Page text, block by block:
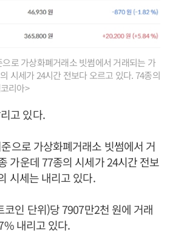
로 가상화폐거래소 빗썸에서 거래되는 가
시세가 24시간 전보다 오르고 있다. 74종의
리아>
고 있다.
으로 가상화폐거래소 빗썸에서 거
가운데 77종의 시세가 24시간 전보
시세는 내리고 있다.
코인 단위)당 7907만2천 원에 거래
내리고 있다.